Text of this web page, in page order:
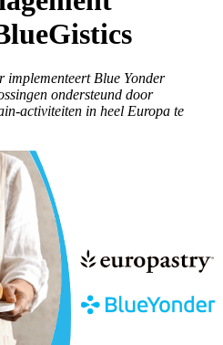
implementeert Blue Yonder
ondersteund door
activiteiten in heel Europa te